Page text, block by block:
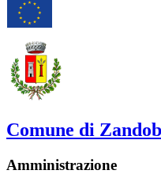
Comune di
Amministrazione